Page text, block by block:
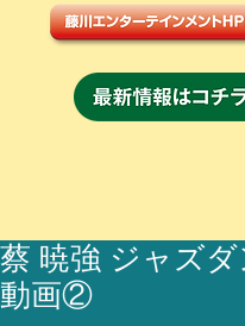
蔡 暁強 ジャズ
動画②